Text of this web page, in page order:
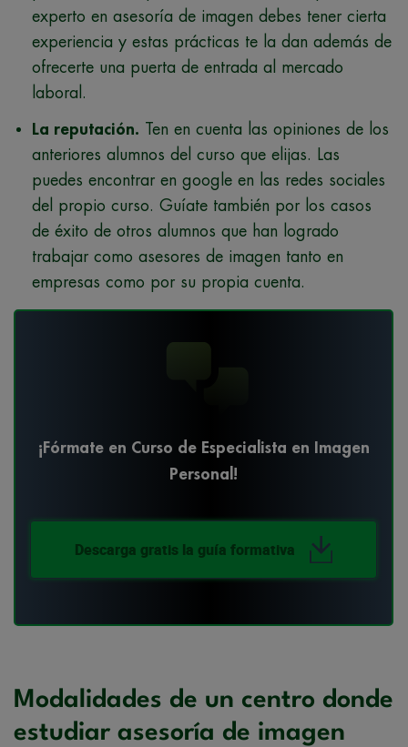
experto en asesoría de imagen debes tener cierta
experiencia y estas prácticas te la dan además de
ofrecerte una puerta de entrada al mercado
laboral.
La reputación. Ten en cuenta las opiniones de los
anteriores alumnos del curso que elijas. Las
puedes encontrar en google en las redes sociales
del propio curso. Guíate también por los casos
de éxito de otros alumnos que han logrado
trabajar como asesores de imagen tanto en
empresas como por su propia cuenta.
¡Fórmate en Curso de Especialista en Imagen
Personal!
Descarga gratis la guía formativa
Modalidades de un centro donde
estudiar asesoría de imagen